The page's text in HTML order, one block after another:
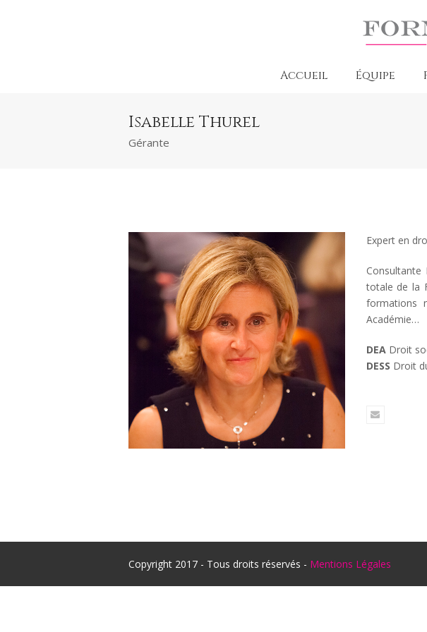
Accueil Équipe
Isabelle Thurel
Gérante
Expert en
totale de la
formations
Académie…
DEADroit
DESS Droit
Copyright 2017 - Tous droits réservés - Mentions Légales